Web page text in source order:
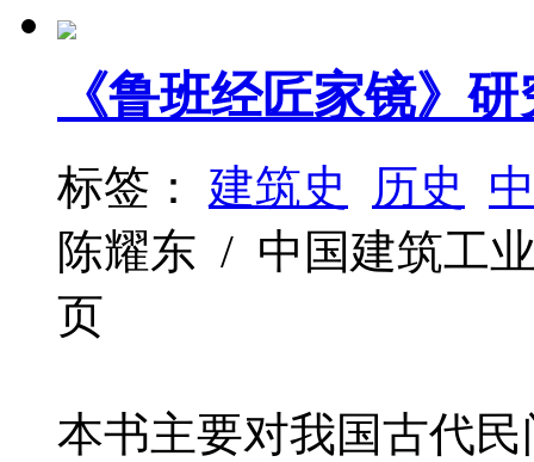
《鲁班经匠家镜》研
标签： 建筑史 历史
陈耀东 / 中国建筑工
页
本书主要对我国古代